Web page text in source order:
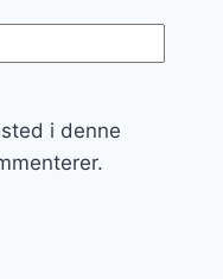
i denne